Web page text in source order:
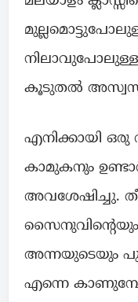
നിലാവുപോലുള്ള
കൂടുതൽ
എനിക്കായി
കാമുകനും
അവശേഷിച്ചു.
സൈനുവിന്റെയും
അന്നയുടെയും
എന്നെ